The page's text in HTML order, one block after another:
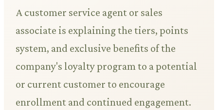
A customer service agent or sales
associate is explaining the tiers, points
system, and exclusive benefits of the
company's loyalty program to a potential
or current customer to encourage
enrollment and continued engagement.